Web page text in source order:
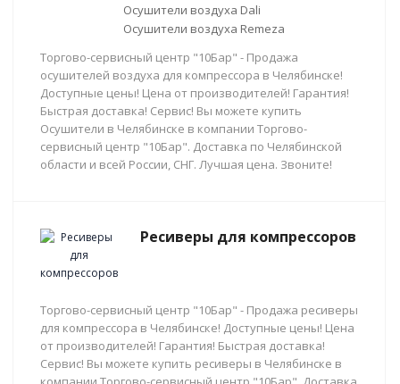
Осушители воздуха Dali
Осушители воздуха Remeza
Торгово-сервисный центр "10Бар" - Продажа
осушителей воздуха для компрессора в Челябинске!
Доступные цены! Цена от производителей! Гарантия!
Быстрая доставка! Сервис! Вы можете купить
Осушители в Челябинске в компании Торгово-
сервисный центр "10Бар". Доставка по Челябинской
области и всей России, СНГ. Лучшая цена. Звоните!
Ресиверы для компрессоров
Торгово-сервисный центр "10Бар" - Продажа ресиверы
для компрессора в Челябинске! Доступные цены! Цена
от производителей! Гарантия! Быстрая доставка!
Сервис! Вы можете купить ресиверы в Челябинске в